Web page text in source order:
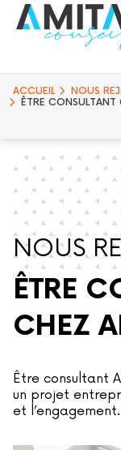
ACCUEIL
NOUS
ÊTRE
NOUS
ÊTRE
CHEZ
Être consultant
un projet
et l’engagement.